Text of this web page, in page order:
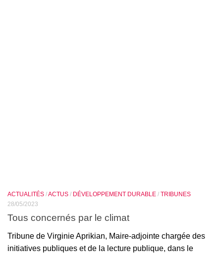
ACTUALITÉS /ACTUS / DÉVELOPPEMENT DURABLE / TRIBUNES
28/05/2023
Tous concernés par le climat
Tribune de Virginie Aprikian, Maire-adjointe chargée des
initiatives publiques et de la lecture publique, dans le